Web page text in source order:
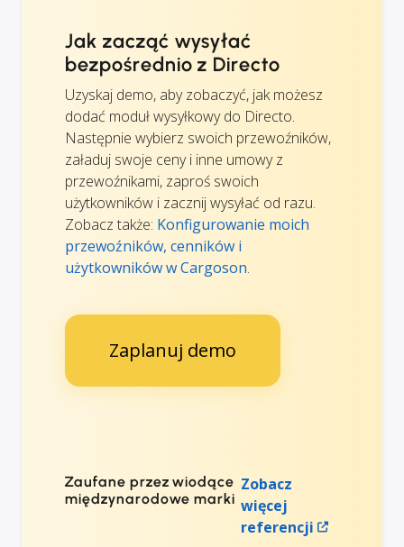
Jak zacząć wysyłać
bezpośrednio z Directo
Uzyskaj demo, aby zobaczyć, jak możesz
dodać moduł wysyłkowy do Directo.
Następnie wybierz swoich przewoźników,
załaduj swoje ceny i inne umowy z
przewoźnikami, zaproś swoich
użytkowników i zacznij wysyłać od razu.
Zobacz także: Konfigurowanie moich
przewoźników, cenników i
użytkowników w Cargoson.
Zaplanuj demo
Zaufane przez wiodące
międzynarodowe marki
Zobacz
więcej
referencji